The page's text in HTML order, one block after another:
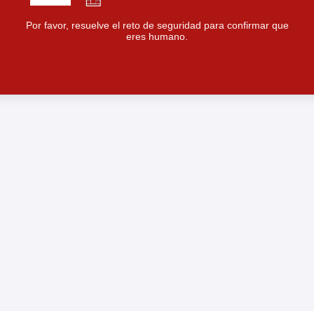
Por favor, resuelve el reto de seguridad para confirmar que
eres humano.